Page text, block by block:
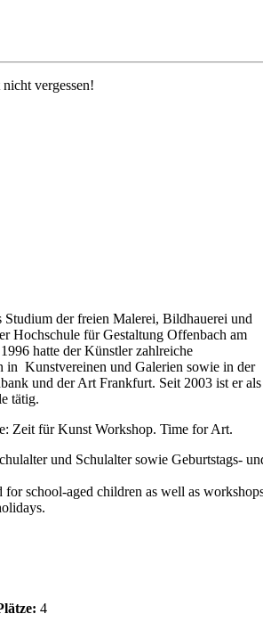
vergessen!
Studium der freien Malerei, Bildhauerei und
Hochschule für Gestaltung Offenbach am
hatte der Künstler zahlreiche
in Kunstvereinen und Galerien sowie in der
und der Art Frankfurt. Seit 2003 ist er als
tätig.
Zeit für Kunst Workshop. Time for Art.
und Schulalter sowie Geburtstags-
for school-aged children as well as
4